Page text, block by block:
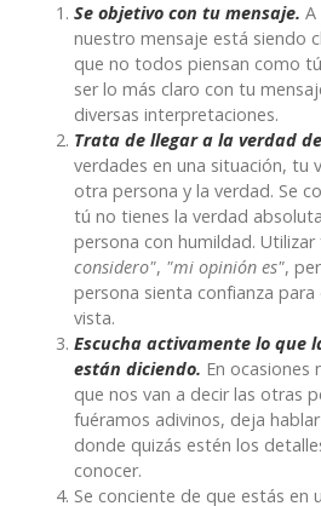
Se objetivo con tu mensaje. A
nuestro mensaje está siendo
que no todos piensan como
ser lo más claro con tu
diversas interpretaciones.
Trata de llegar a la verdad
verdades en una situación, tu
otra persona y la verdad. Se
tú no tienes la verdad
persona con humildad. Utilizar
considero", "mi opinión es",
persona sienta confianza
vista.
Escucha activamente lo que
están diciendo. En ocasiones
que nos van a decir las otras
fuéramos adivinos, deja
donde quizás estén los
conocer.
Se conciente de que estás en